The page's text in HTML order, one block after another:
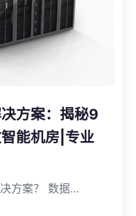
方案：揭秘9
能机房|专业
方案？ 数据…